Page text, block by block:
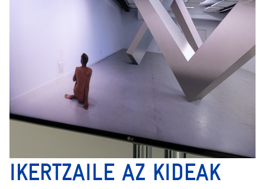
IKERTZAILE AZ KIDEAK